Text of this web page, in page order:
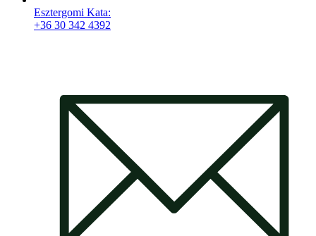
Esztergomi Kata:
+36 30 342 4392